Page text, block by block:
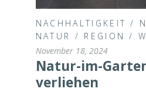
NACHHALTIGKEIT /
NATUR / REGION /
November 18, 2024
Natur-im-
verliehen